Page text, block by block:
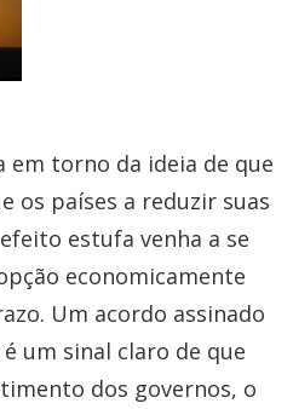
em torno da ideia de que
os países a reduzir suas
estufa venha a se
economicamente
Um acordo assinado
um sinal claro de que
dos governos, o